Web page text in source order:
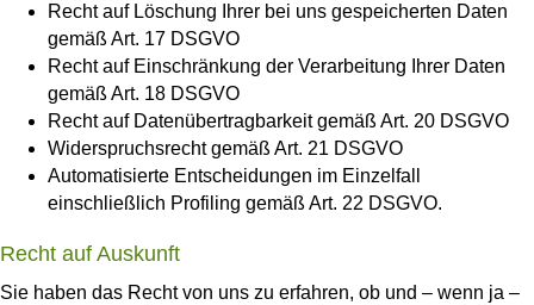
Recht auf Löschung Ihrer bei uns gespeicherten Daten
gemäß Art. 17 DSGVO
Recht auf Einschränkung der Verarbeitung Ihrer Daten
gemäß Art. 18 DSGVO
Recht auf Datenübertragbarkeit gemäß Art. 20 DSGVO
Widerspruchsrecht gemäß Art. 21 DSGVO
Automatisierte Entscheidungen im Einzelfall
einschließlich Profiling gemäß Art. 22 DSGVO.
Recht auf Auskunft
Sie haben das Recht von uns zu erfahren, ob und – wenn ja –